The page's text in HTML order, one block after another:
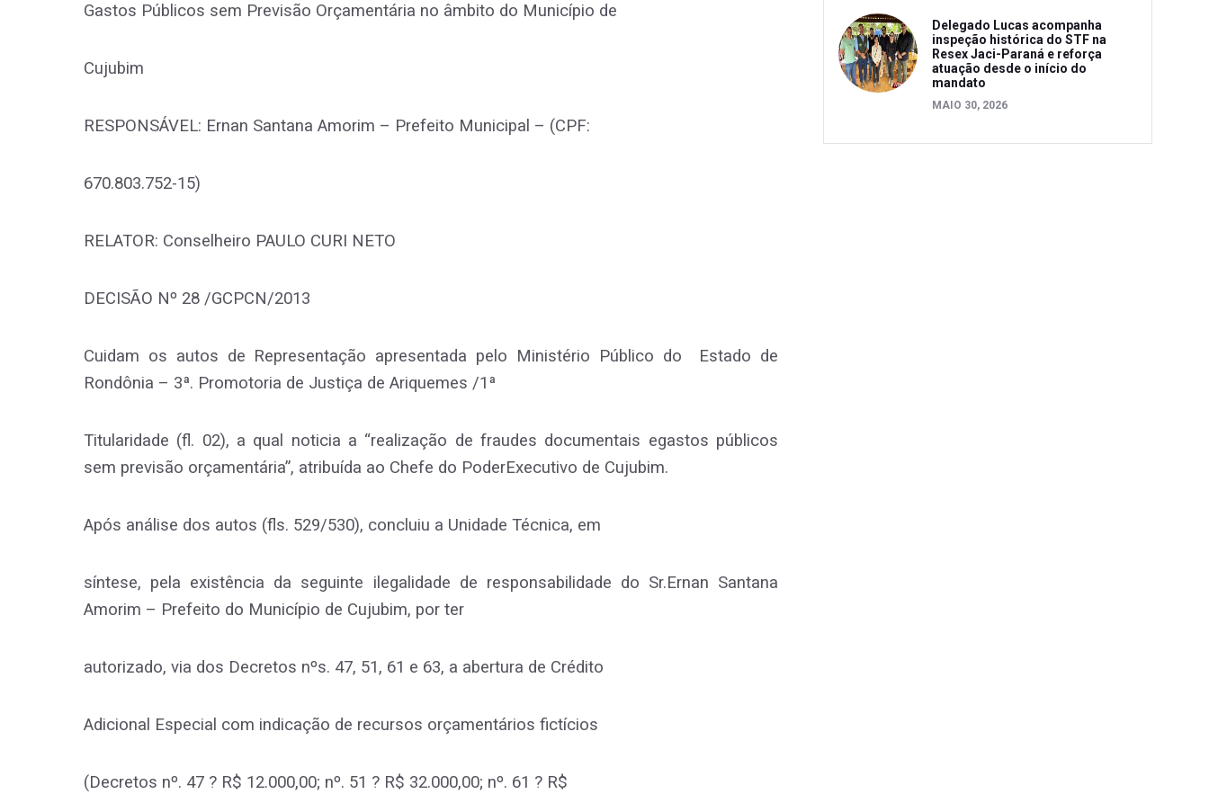
Gastos Públicos sem Previsão Orçamentária no âmbito do Município de
Cujubim
RESPONSÁVEL: Ernan Santana Amorim – Prefeito Municipal – (CPF:
670.803.752-15)
RELATOR: Conselheiro PAULO CURI NETO
DECISÃO Nº 28 /GCPCN/2013
Cuidam os autos de Representação apresentada pelo Ministério Público do Estado de
Rondônia – 3ª. Promotoria de Justiça de Ariquemes /1ª
Titularidade (fl. 02), a qual noticia a “realização de fraudes documentais egastos públicos
sem previsão orçamentária”, atribuída ao Chefe do PoderExecutivo de Cujubim.
Após análise dos autos (fls. 529/530), concluiu a Unidade Técnica, em
síntese, pela existência da seguinte ilegalidade de responsabilidade do Sr.Ernan Santana
Amorim – Prefeito do Município de Cujubim, por ter
autorizado, via dos Decretos nºs. 47, 51, 61 e 63, a abertura de Crédito
Adicional Especial com indicação de recursos orçamentários fictícios
(Decretos nº. 47 ? R$ 12.000,00; nº. 51 ? R$ 32.000,00; nº. 61 ? R$
Delegado Lucas acompanha
inspeção histórica do STF na
Resex Jaci-Paraná e reforça
atuação desde o início do
mandato
MAIO 30, 2026